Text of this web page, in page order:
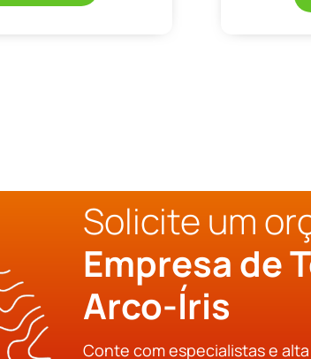
Solicite um
Empresa de
Arco-Íris
Conte com especialistas e alta